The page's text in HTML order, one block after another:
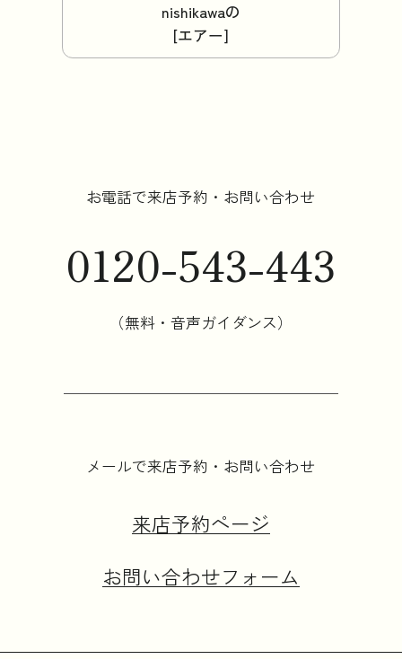
nishikawaの
[エアー]
お電話で来店予約・お問い合わせ
0120-543-443
（無料・音声ガイダンス）
メールで来店予約・お問い合わせ
来店予約ページ
お問い合わせフォーム